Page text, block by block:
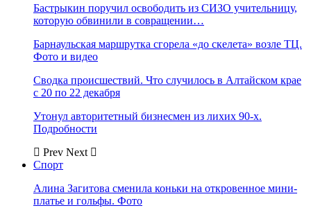
Бастрыкин поручил освободить из СИЗО учительницу,
которую обвинили в совращении…
Барнаульская маршрутка сгорела «до скелета» возле ТЦ.
Фото и видео
Сводка происшествий. Что случилось в Алтайском крае
с 20 по 22 декабря
Утонул авторитетный бизнесмен из лихих 90-х.
Подробности
Prev Next
Спорт
Алина Загитова сменила коньки на откровенное мини-
платье и гольфы. Фото